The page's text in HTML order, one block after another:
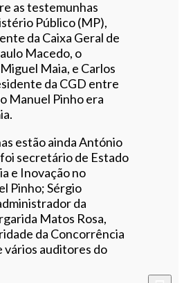
as testemunhas
Público (MP),
da Caixa Geral de
Macedo, o
Maia, e Carlos
da CGD entre
Manuel Pinho era
estão ainda António
secretário de Estado
e Inovação no
Pinho; Sérgio
da
Matos Rosa,
da Concorrência
vários auditores do